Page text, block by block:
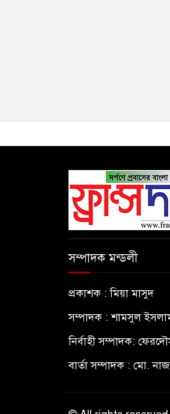
সম্পাদক মন্ডলী
প্রকাশক : মিয়া মাসুদ
সম্পাদক : শামসুল
নির্বাহী সম্পাদক:
বার্তা সম্পাদক : মো.